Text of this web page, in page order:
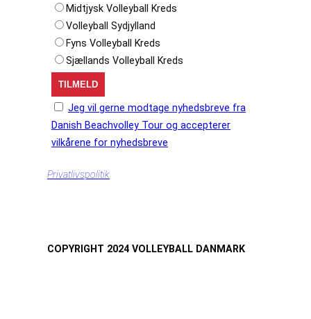
Midtjysk Volleyball Kreds
Volleyball Sydjylland
Fyns Volleyball Kreds
Sjællands Volleyball Kreds
Jeg vil gerne modtage nyhedsbreve fra
Danish Beachvolley Tour og accepterer
vilkårene for nyhedsbreve
Privatlivspolitik
COPYRIGHT 2024 VOLLEYBALL DANMARK